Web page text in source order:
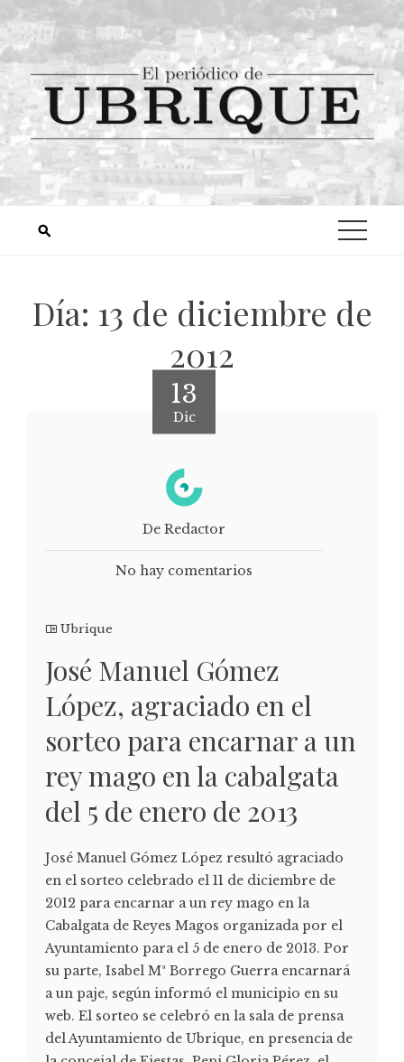
Día: 13 de diciembre de
2012
13
Dic
De Redactor
No hay comentarios
Ubrique
José Manuel Gómez
López, agraciado en el
sorteo para encarnar a un
rey mago en la cabalgata
del 5 de enero de 2013
José Manuel Gómez López resultó agraciado
en el sorteo celebrado el 11 de diciembre de
2012 para encarnar a un rey mago en la
Cabalgata de Reyes Magos organizada por el
Ayuntamiento para el 5 de enero de 2013. Por
su parte, Isabel Mª Borrego Guerra encarnará
a un paje, según informó el municipio en su
web. El sorteo se celebró en la sala de prensa
del Ayuntamiento de Ubrique, en presencia de